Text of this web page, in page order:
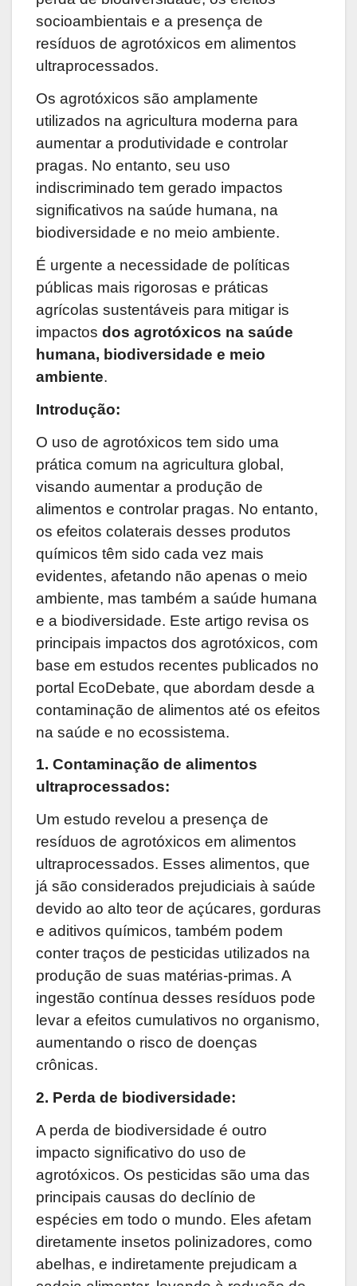
socioambientais e a presença de
resíduos de agrotóxicos em alimentos
ultraprocessados.
Os agrotóxicos são amplamente
utilizados na agricultura moderna para
aumentar a produtividade e controlar
pragas. No entanto, seu uso
indiscriminado tem gerado impactos
significativos na saúde humana, na
biodiversidade e no meio ambiente.
É urgente a necessidade de políticas
públicas mais rigorosas e práticas
agrícolas sustentáveis para mitigar is
impactos dos agrotóxicos na saúde
humana, biodiversidade e meio
ambiente.
Introdução:
O uso de agrotóxicos tem sido uma
prática comum na agricultura global,
visando aumentar a produção de
alimentos e controlar pragas. No entanto,
os efeitos colaterais desses produtos
químicos têm sido cada vez mais
evidentes, afetando não apenas o meio
ambiente, mas também a saúde humana
e a biodiversidade. Este artigo revisa os
principais impactos dos agrotóxicos, com
base em estudos recentes publicados no
portal EcoDebate, que abordam desde a
contaminação de alimentos até os efeitos
na saúde e no ecossistema.
1. Contaminação de alimentos
ultraprocessados:
Um estudo revelou a presença de
resíduos de agrotóxicos em alimentos
ultraprocessados. Esses alimentos, que
já são considerados prejudiciais à saúde
devido ao alto teor de açúcares, gorduras
e aditivos químicos, também podem
conter traços de pesticidas utilizados na
produção de suas matérias-primas. A
ingestão contínua desses resíduos pode
levar a efeitos cumulativos no organismo,
aumentando o risco de doenças
crônicas.
2. Perda de biodiversidade:
A perda de biodiversidade é outro
impacto significativo do uso de
agrotóxicos. Os pesticidas são uma das
principais causas do declínio de
espécies em todo o mundo. Eles afetam
diretamente insetos polinizadores, como
abelhas, e indiretamente prejudicam a